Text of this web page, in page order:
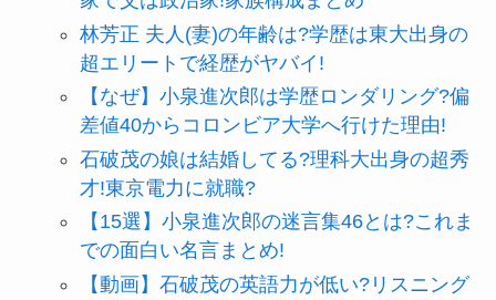
林芳正 夫人(妻)の年齢は?学歴は東大出身の
超エリートで経歴がヤバイ!
【なぜ】小泉進次郎は学歴ロンダリング?偏
差値40からコロンビア大学へ行けた理由!
石破茂の娘は結婚してる?理科大出身の超秀
才!東京電力に就職?
【15選】小泉進次郎の迷言集46とは?これま
での面白い名言まとめ!
【動画】石破茂の英語力が低い?リスニング